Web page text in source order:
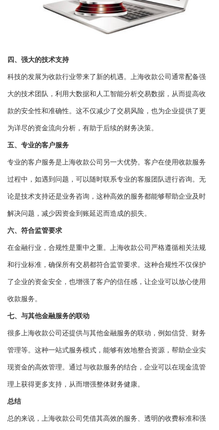
四、强大的技术支持
科技的发展为收款行业带来了新的机遇。上海收款公司通常配备强
大的技术团队，利用大数据和人工智能分析交易数据，从而提高收
款的安全性和准确性。这不仅减少了交易风险，也为企业提供了更
为详尽的资金流向分析，有助于后续的财务决策。
五、专业的客户服务
专业的客户服务是上海收款公司另一大优势。客户在使用收款服务
过程中，如遇到问题，可以随时联系专业的客服团队进行咨询。无
论是技术支持还是业务咨询，这种高效的服务都能够帮助企业及时
解决问题，减少因资金到账延迟而造成的损失。
六、符合监管要求
在金融行业，合规性是重中之重。上海收款公司严格遵循相关法规
和行业标准，确保所有交易都符合监管要求。这种合规性不仅保护
了企业的资金安全，也增强了客户的信任感，让企业可以放心使用
收款服务。
七、与其他金融服务的联动
很多上海收款公司还提供与其他金融服务的联动，例如信贷、财务
管理等。这种一站式服务模式，能够有效地整合资源，帮助企业实
现资金的高效管理。通过与收款服务的结合，企业可以在现金流管
理上获得更多支持，从而增强整体财务健康。
总结
总的来说，上海收款公司凭借其高效的服务、透明的收费标准和强